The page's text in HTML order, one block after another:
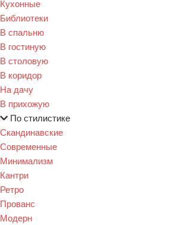
Кухонные
Библиотеки
В спальню
В гостиную
В столовую
В коридор
На дачу
В прихожую
По стилистике
Скандинавские
Современные
Минимализм
Кантри
Ретро
Прованс
Модерн